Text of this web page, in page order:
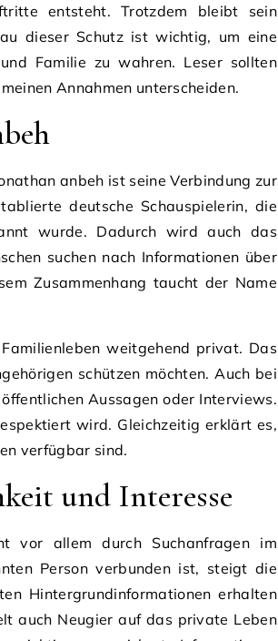
entsteht. Trotzdem bleibt sein
dieser Schutz ist wichtig, um eine
Familie zu wahren. Leser sollten
Annahmen unterscheiden.
anbeh ist seine Verbindung zur
deutsche Schauspielerin, die
wurde. Dadurch wird auch das
suchen nach Informationen über
Zusammenhang taucht der Name
weitgehend privat. Das
schützen möchten. Auch bei
Aussagen oder Interviews.
wird. Gleichzeitig erklärt es,
verfügbar sind.
und Interesse
vor allem durch Suchanfragen im
Person verbunden ist, steigt die
Hintergrundinformationen erhalten
auch Neugier auf das private Leben